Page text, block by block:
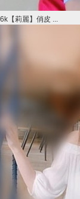
6k【莉麗】俏皮 ...